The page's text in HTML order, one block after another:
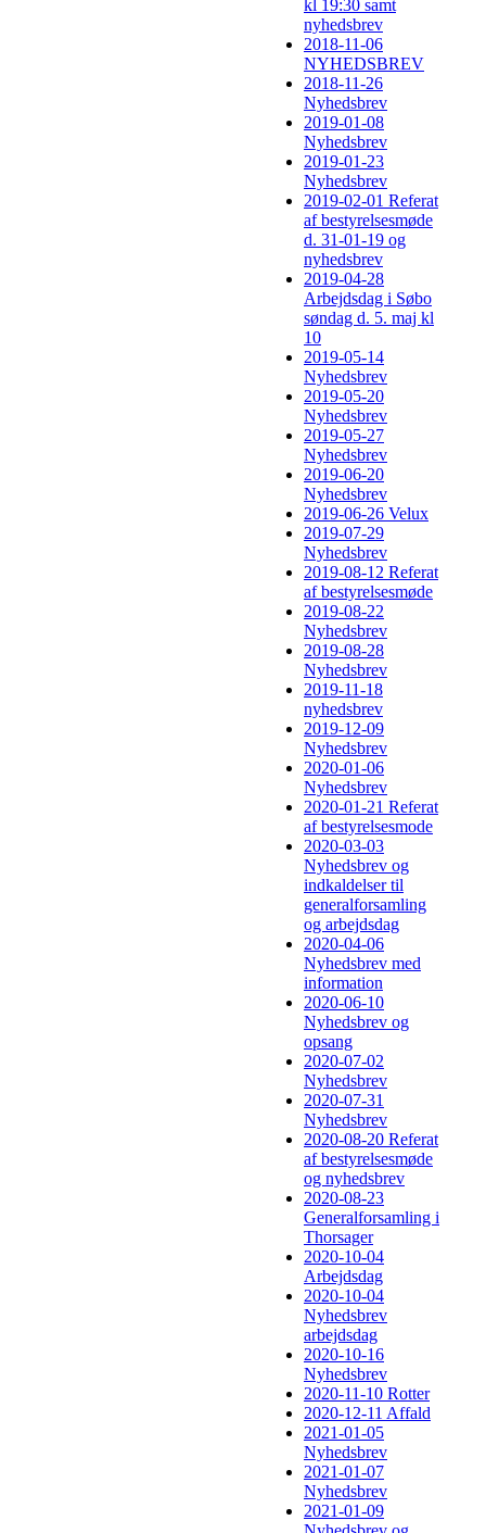
kl 19:30 samt
nyhedsbrev
2018-11-06
NYHEDSBREV
2018-11-26
Nyhedsbrev
2019-01-08
Nyhedsbrev
2019-01-23
Nyhedsbrev
2019-02-01 Referat
af bestyrelsesmøde
d. 31-01-19 og
nyhedsbrev
2019-04-28
Arbejdsdag i Søbo
søndag d. 5. maj kl
10
2019-05-14
Nyhedsbrev
2019-05-20
Nyhedsbrev
2019-05-27
Nyhedsbrev
2019-06-20
Nyhedsbrev
2019-06-26 Velux
2019-07-29
Nyhedsbrev
2019-08-12 Referat
af bestyrelsesmøde
2019-08-22
Nyhedsbrev
2019-08-28
Nyhedsbrev
2019-11-18
nyhedsbrev
2019-12-09
Nyhedsbrev
2020-01-06
Nyhedsbrev
2020-01-21 Referat
af bestyrelsesmode
2020-03-03
Nyhedsbrev og
indkaldelser til
generalforsamling
og arbejdsdag
2020-04-06
Nyhedsbrev med
information
2020-06-10
Nyhedsbrev og
opsang
2020-07-02
Nyhedsbrev
2020-07-31
Nyhedsbrev
2020-08-20 Referat
af bestyrelsesmøde
og nyhedsbrev
2020-08-23
Generalforsamling i
Thorsager
2020-10-04
Arbejdsdag
2020-10-04
Nyhedsbrev
arbejdsdag
2020-10-16
Nyhedsbrev
2020-11-10 Rotter
2020-12-11 Affald
2021-01-05
Nyhedsbrev
2021-01-07
Nyhedsbrev
2021-01-09